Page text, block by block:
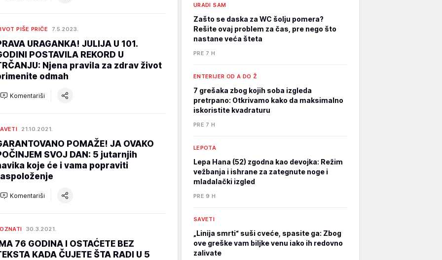
PIŠE PRIČE 7.5.2023.
URAGANKA! JULIJA U 101.
POSTAVILA REKORD U
Njena pravila za zdrav život
odmah
Komentariši
21.10.2021.
POMAŽE! JA OVAKO
SVOJ DAN: 5 jutarnjih
koje će i vama popraviti
Komentariši
30.3.2021.
76 GODINA I OSTAĆETE BEZ
KADA ČUJETE ŠTA RADI U 5
URADI SAM
Zašto se daska za WC šolju pomera?
Rešite ovaj problem za čas, pre nego što
nastane veća šteta
PRE 7 H
ENTERIJER OD A DO Ž
7 grešaka zbog kojih soba izgleda
pretrpano: Otkrivamo kako da maksimalno
iskoristite kvadraturu
PRE 7 H
LEPOTA
Lepa Hana (52) zgodna kao devojka: Režim
vežbanja i ishrane za zategnute noge i
mladalački izgled
PRE 9 H
SAVETI
„Linija smrti“ suši cveće, spasite ga: Zbog
ove greške vam biljke venu iako ih redovno
zalivate